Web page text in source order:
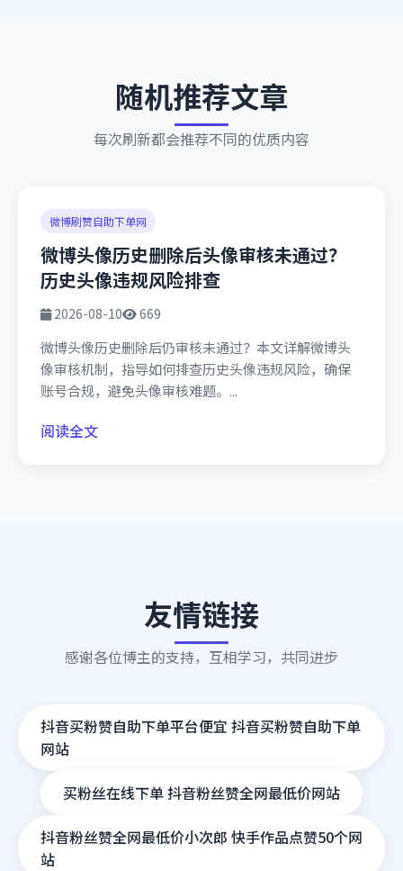
随机推荐文章
每次刷新都会推荐不同的优质内容
微博刷赞自助下单网
微博头像历史删除后头像审核未通过？
历史头像违规风险排查
2026-08-10 669
微博头像历史删除后仍审核未通过？本文详解微博头
像审核机制，指导如何排查历史头像违规风险，确保
账号合规，避免头像审核难题。...
阅读全文
友情链接
感谢各位博主的支持，互相学习，共同进步
抖音买粉赞自助下单平台便宜 抖音买粉赞自助下单
网站
买粉丝在线下单 抖音粉丝赞全网最低价网站
抖音粉丝赞全网最低价小次郎 快手作品点赞50个网
站